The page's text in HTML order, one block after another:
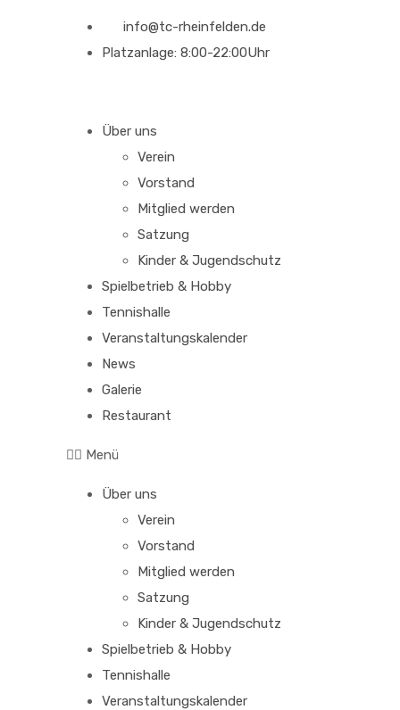
info@tc-rheinfelden.de
Platzanlage: 8:00-22:00Uhr
Über uns
Verein
Vorstand
Mitglied werden
Satzung
Kinder & Jugendschutz
Spielbetrieb & Hobby
Tennishalle
Veranstaltungskalender
News
Galerie
Restaurant
Menü
Über uns
Verein
Vorstand
Mitglied werden
Satzung
Kinder & Jugendschutz
Spielbetrieb & Hobby
Tennishalle
Veranstaltungskalender